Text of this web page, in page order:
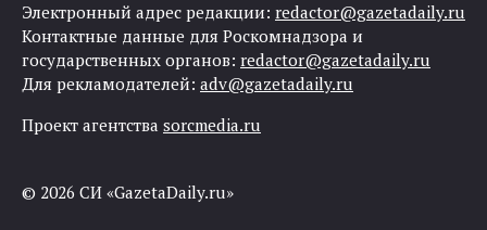
Электронный адрес редакции: redactor@gazetadaily.ru
Контактные данные для Роскомнадзора и
государственных органов: redactor@gazetadaily.ru
Для рекламодателей: adv@gazetadaily.ru
Проект агентства sorcmedia.ru
© 2026 СИ «GazetaDaily.ru»